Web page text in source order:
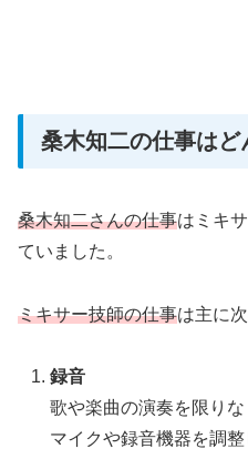
桑木知二の仕事はど
桑木知二さんの仕事はミキ
ていました。
ミキサー技師の仕事は主に
録音
歌や楽曲の演奏を限り
マイクや録音機器を調